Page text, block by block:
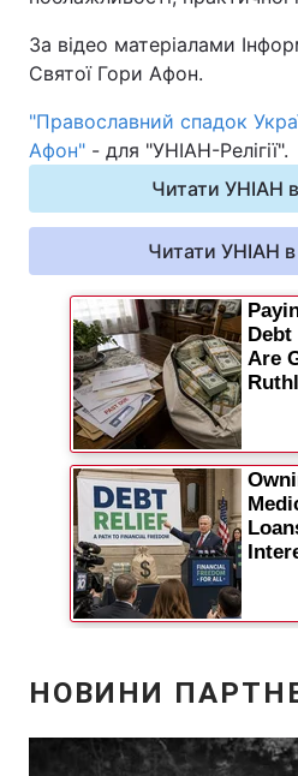
За відео матеріалами
Святої Гори Афон.
"Православний спадок
Афон" - для "УНІАН-Релігії".
Читати УНІАН
Читати УНІАН